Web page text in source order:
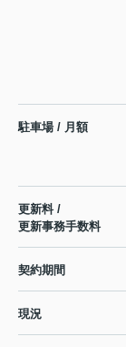
駐車場 / 月額
更新料 /
更新事務手数料
契約期間
現況